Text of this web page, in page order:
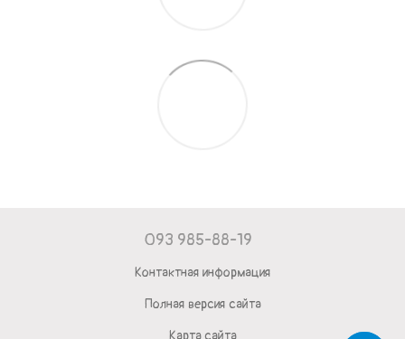
093 985-88-19
Контактная информация
Полная версия сайта
Карта сайта